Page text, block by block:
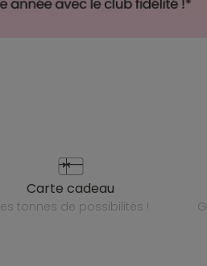
carte cadeau
des tonnes de possibilités !